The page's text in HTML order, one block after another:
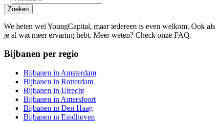
Zoeken
We heten wel YoungCapital, maar iedereen is even welkom. Ook als
je al wat meer ervaring hebt. Meer weten? Check onze FAQ.
Bijbanen per regio
Bijbanen in Amsterdam
Bijbanen in Rotterdam
Bijbanen in Utrecht
Bijbanen in Amersfoort
Bijbanen in Den Haag
Bijbanen in Eindhoven